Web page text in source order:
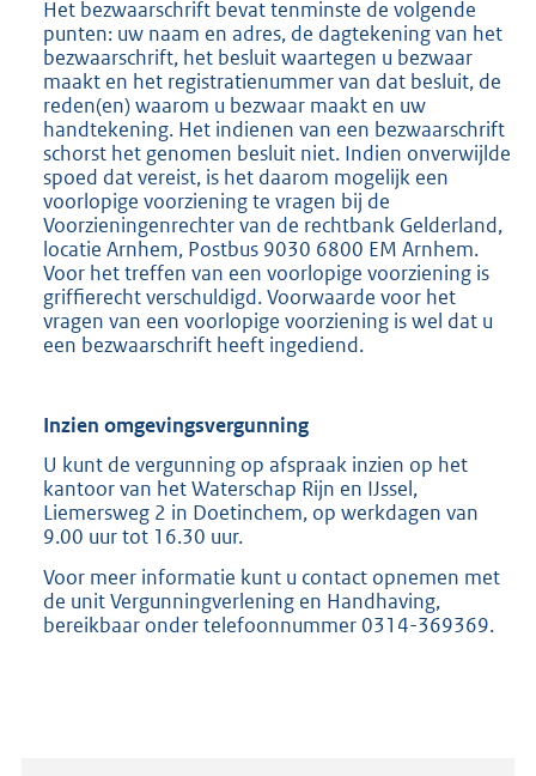
Het bezwaarschrift bevat tenminste de volgende
punten: uw naam en adres, de dagtekening van het
bezwaarschrift, het besluit waartegen u bezwaar
maakt en het registratienummer van dat besluit, de
reden(en) waarom u bezwaar maakt en uw
handtekening. Het indienen van een bezwaarschrift
schorst het genomen besluit niet. Indien onverwijlde
spoed dat vereist, is het daarom mogelijk een
voorlopige voorziening te vragen bij de
Voorzieningenrechter van de rechtbank Gelderland,
locatie Arnhem, Postbus 9030 6800 EM Arnhem.
Voor het treffen van een voorlopige voorziening is
griffierecht verschuldigd. Voorwaarde voor het
vragen van een voorlopige voorziening is wel dat u
een bezwaarschrift heeft ingediend.
Inzien omgevingsvergunning
U kunt de vergunning op afspraak inzien op het
kantoor van het Waterschap Rijn en IJssel,
Liemersweg 2 in Doetinchem, op werkdagen van
9.00 uur tot 16.30 uur.
Voor meer informatie kunt u contact opnemen met
de unit Vergunningverlening en Handhaving,
bereikbaar onder telefoonnummer 0314-369369.